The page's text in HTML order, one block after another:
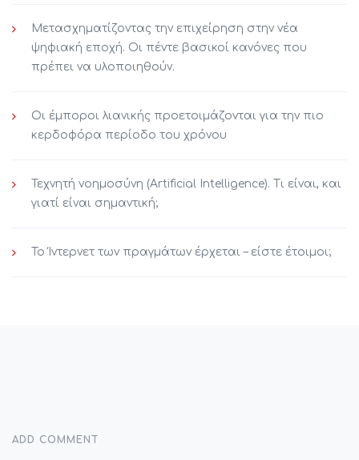
Μετασχηματίζοντας την επιχείρηση στην νέα
ψηφιακή εποχή. Οι πέντε βασικοί κανόνες που
πρέπει να υλοποιηθούν.
Οι έμποροι λιανικής προετοιμάζονται για την πιο
κερδοφόρα περίοδο του χρόνου
Τεχνητή νοημοσύνη (Artificial Intelligence). Τι είναι, και
γιατί είναι σημαντική;
Το Ίντερνετ των πραγμάτων έρχεται – είστε έτοιμοι;
ADD COMMENT